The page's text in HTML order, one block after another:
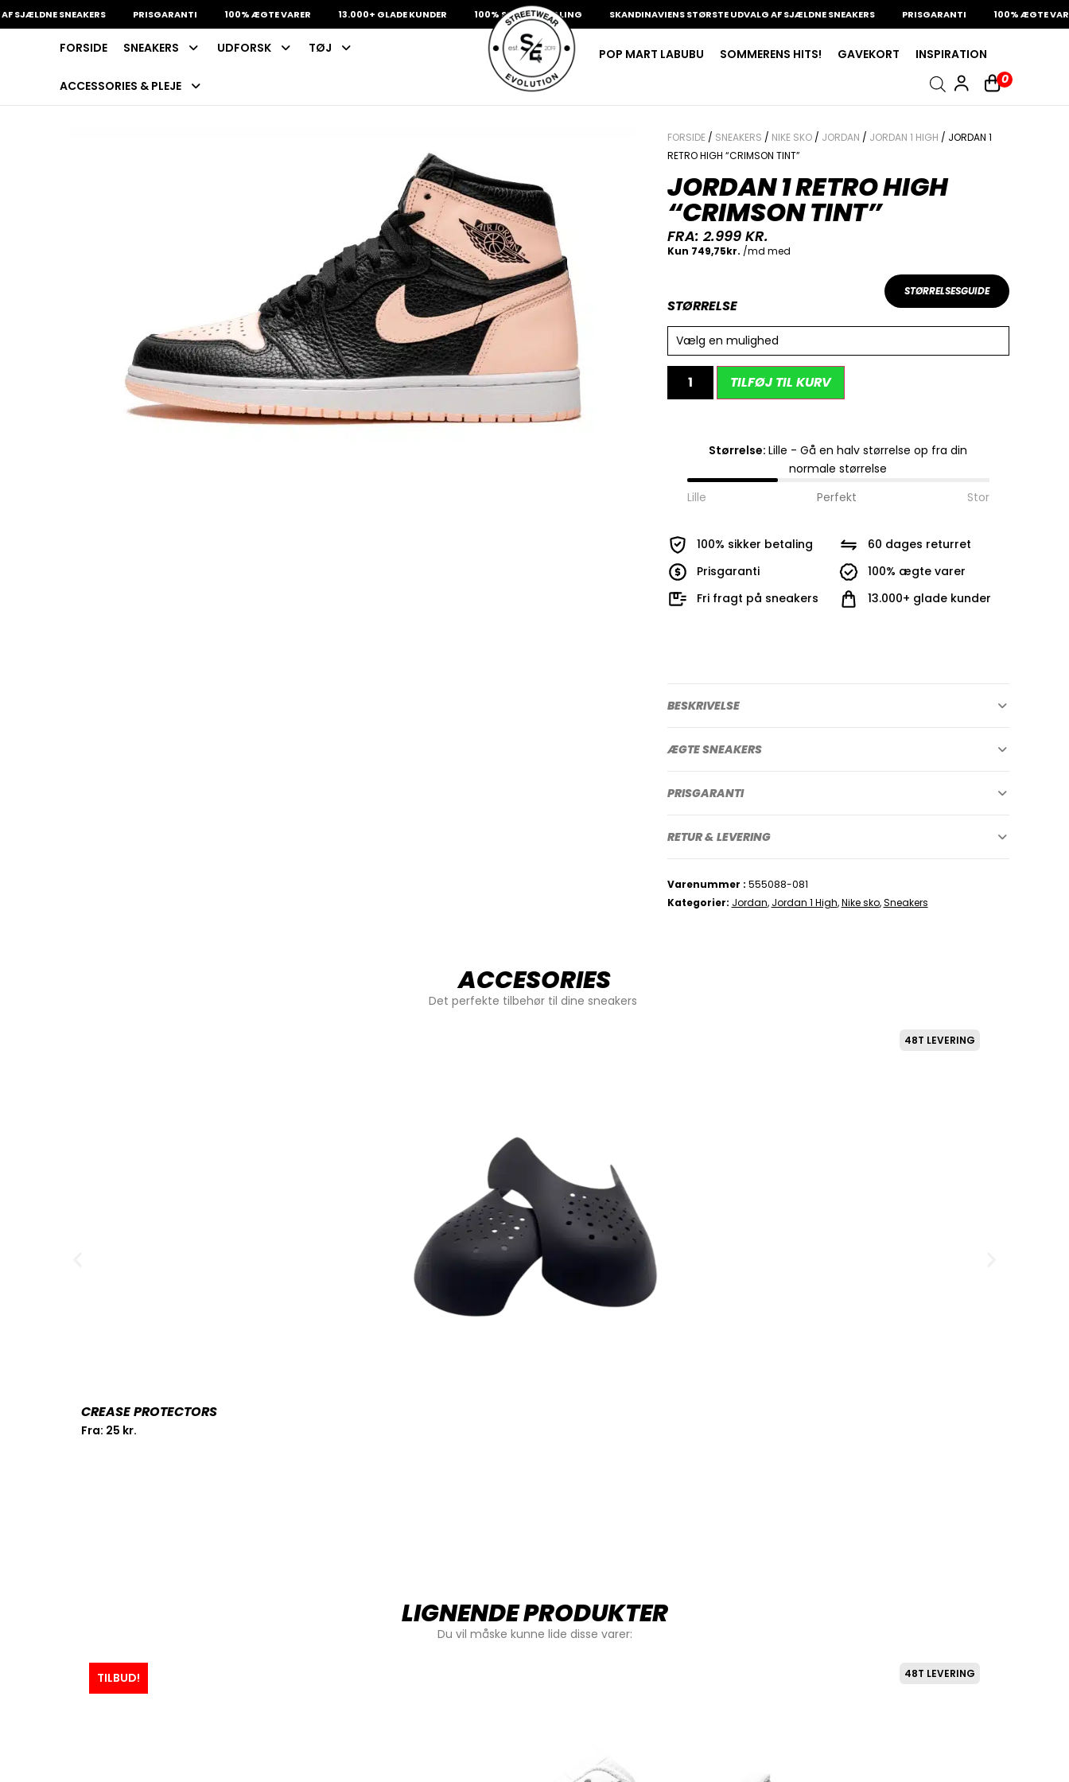
SNEAKERS PRISGARANTI 100% ÆGTE VARER 13.000+ GLADE KUNDER 100% SIKKER BETALING SKANDINAVIENS STØRSTE UDVALG AF SJÆLDNE SNEAKERS PRISGARANTI 100% ÆGTE VARER
FORSIDE SNEAKERS UDFORSK TØJ
ACCESSORIES & PLEJE
POP MART LABUBU SOMMERENS HITS! GAVEKORT
INSPIRATION
0
INDKØBSKURV
Din kurv er tom.
FORSIDE/ SNEAKERS / NIKE SKO/ JORDAN / JORDAN 1 HIGH / JORDAN 1
RETRO HIGH “CRIMSON TINT”
JORDAN 1 RETRO HIGH
“CRIMSON TINT”
FRA: 2.999 KR.
STØRRELSESGUIDE
STØRRELSE
Vælg en mulighed
TILFØJ TIL KURV
Størrelse:Lille - Gå en halv størrelse op fra din
normale størrelse
Lille
Perfekt Stor
100% sikker betaling
Prisgaranti
Fri fragt på sneakers
60 dages returret
100% ægte varer
13.000+ glade kunder
BESKRIVELSE
ÆGTE SNEAKERS
PRISGARANTI
RETUR & LEVERING
Varenummer
555088-081
Kategorier Jordan, Jordan 1 High,Nike sko,Sneakers
ACCESORIES
Det perfekte tilbehør til dine sneakers
48T LEVERING
CREASE PROTECTORS
Fra: 25 kr.
LIGNENDE PRODUKTER
Du vil måske kunne lide disse varer:
TILBUD! 48T LEVERING